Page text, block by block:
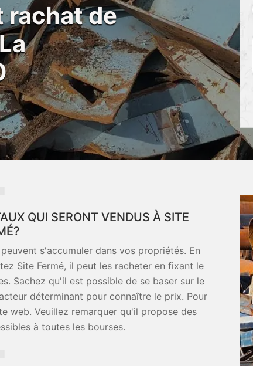
rachat de
QUI SERONT VENDUS À SITE
s'accumuler dans vos propriétés. En
Site Fermé, il peut les racheter en fixant le
Sachez qu'il est possible de se baser sur le
déterminant pour connaître le prix. Pour
web. Veuillez remarquer qu'il propose des
à toutes les bourses.